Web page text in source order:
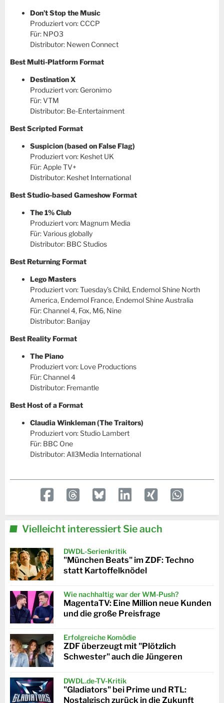
Don’t Stop the Music
Produziert von: CCCP
Für: NPO3
Distributor: Newen Connect
Best Multi-Platform Format
Destination X
Produziert von: Geronimo
Für: VTM
Distributor: Be-Entertainment
Best Scripted Format
Suspicion (based on False Flag)
Produziert von: Keshet UK
Für: Apple TV+
Distributor: Keshet International
Best Studio-based Gameshow Format
The 1% Club
Produziert von: Magnum Media
Für: Various globally
Distributor: BBC Studios
Best Returning Format
Lego Masters
Produziert von: Tuesday’s Child, Endemol Shine North
America, Endemol France, Endemol Shine Australia
Für: Channel 4, Fox, M6, Nine
Distributor: Banijay
Best Reality Format
The Piano
Produziert von: Love Productions
Für: Channel 4
Distributor: Fremantle
Best Host of a Format
Claudia Winkleman (The Traitors)
Produziert von: Studio Lambert
Für: BBC One
Distributor: All3Media International
Vielleicht interessiert Sie auch
DWDL-Serienkritik
"München Beats" im ZDF: Techno
statt Kartoffelknödel
Wie nachhaltig war der WM-Push?
MagentaTV: Eine Million neue Kunden
und die große Preisfrage
Erfolgreiche Komödie
ZDF überzeugt mit "Plötzlich
Schwester" auch die Jüngeren
DWDL.de-TV-Kritik
"Gladiators" bei Prime und RTL:
Nostalgisch zurück in die Zukunft